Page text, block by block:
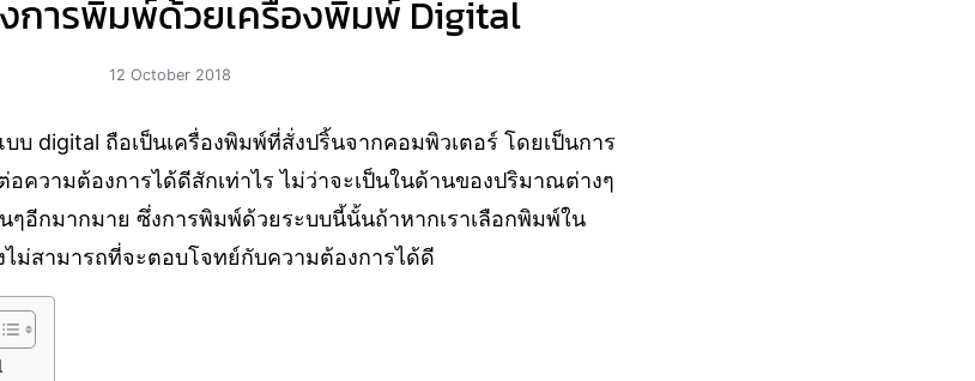
งการพิมพ์ด้วยเครื่องพิมพ์ Digital
12 October 2018
บ digital ถือเป็นเครื่องพิมพ์ที่สั่งปริ้นจากคอมพิวเตอร์ โดยเป็นการ
ความต้องการได้ดีสักเท่าไร ไม่ว่าจะเป็นในด้านของปริมาณต่างๆ
อีกมากมาย ซึ่งการพิมพ์ด้วยระบบนี้นั้นถ้าหากเราเลือกพิมพ์ใน
ม่สามารถที่จะตอบโจทย์กับความต้องการได้ดี